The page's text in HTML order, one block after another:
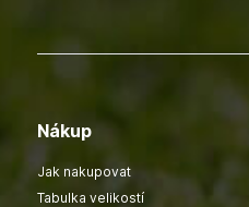
Nákup
Jak nakupovat
Tabulka velikostí